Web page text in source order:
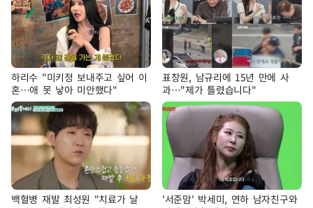
하리수 "미키정 보내주고 싶어 이
혼…애 못 낳아 미안했다"
표창원, 남규리에 15년 만에 사
과…"제가 틀렸습니다"
백혈병 재발 최성원 "치료가 날
'서준맘' 박세미, 연하 남자친구와